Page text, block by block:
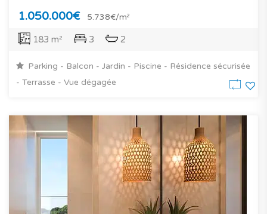
1.050.000€ 5.738€/m²
183 m² 3 2
Parking - Balcon - Jardin - Piscine - Résidence sécurisée
- Terrasse - Vue dégagée